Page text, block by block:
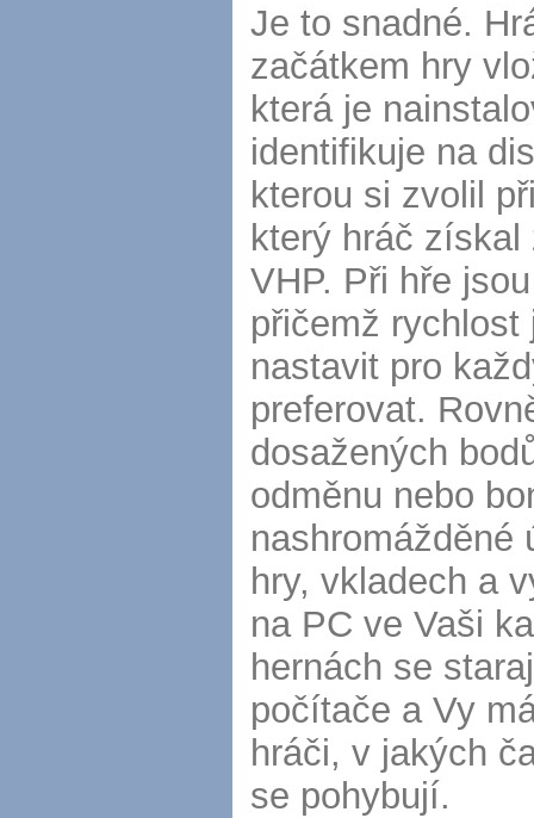
Je to snadné.
začátkem hry
která je
identifikuje na
kterou si zvolil
který hráč získal
VHP. Při hře
přičemž
nastavit pro
preferovat.
dosažených
odměnu nebo
nashromážděné
hry, vkladech a
na PC ve Vaši
hernách se
počítače a Vy
hráči, v jakých
se pohybují.